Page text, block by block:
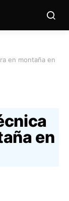
en montaña en
en